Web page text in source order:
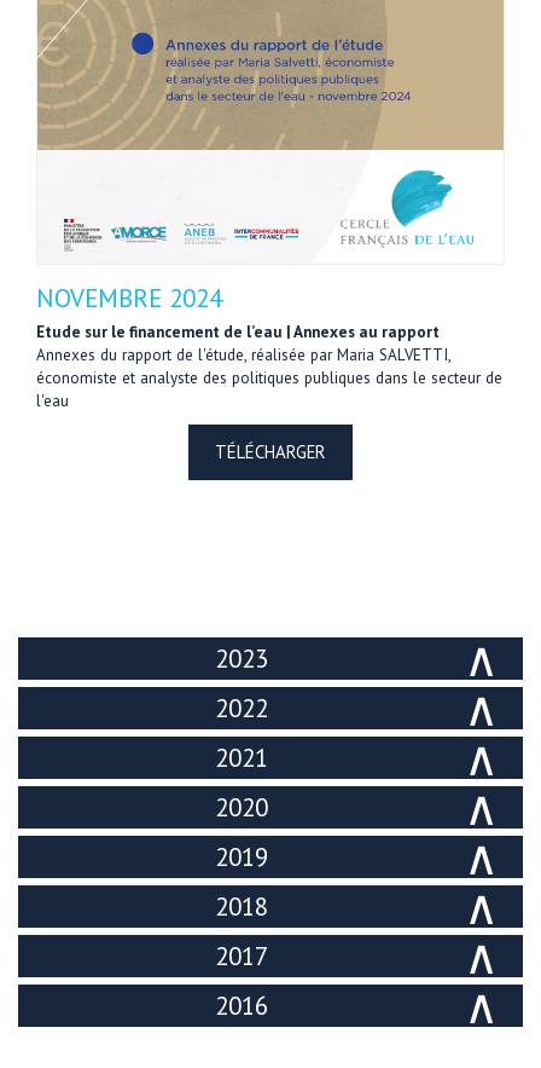
NOVEMBRE 2024
Etude sur le financement de l’eau | Annexes au rapport
Annexes du rapport de l'étude, réalisée par Maria SALVETTI,
économiste et analyste des politiques publiques dans le secteur de
l'eau
TÉLÉCHARGER
2023
2022
2021
2020
2019
2018
2017
2016